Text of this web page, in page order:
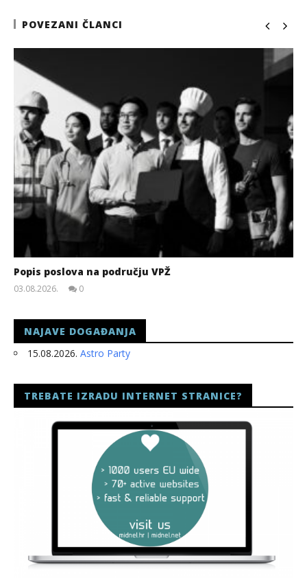
POVEZANI ČLANCI
Popis poslova na području VPŽ
03.08.2026.
0
NAJAVE DOGAĐANJA
15.08.2026. Astro Party
TREBATE IZRADU INTERNET STRANICE?